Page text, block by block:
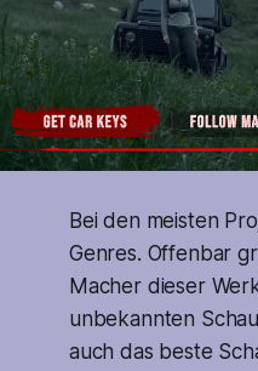
Bei den meisten
Genres. Offenbar
Macher dieser
unbekannten
auch das beste